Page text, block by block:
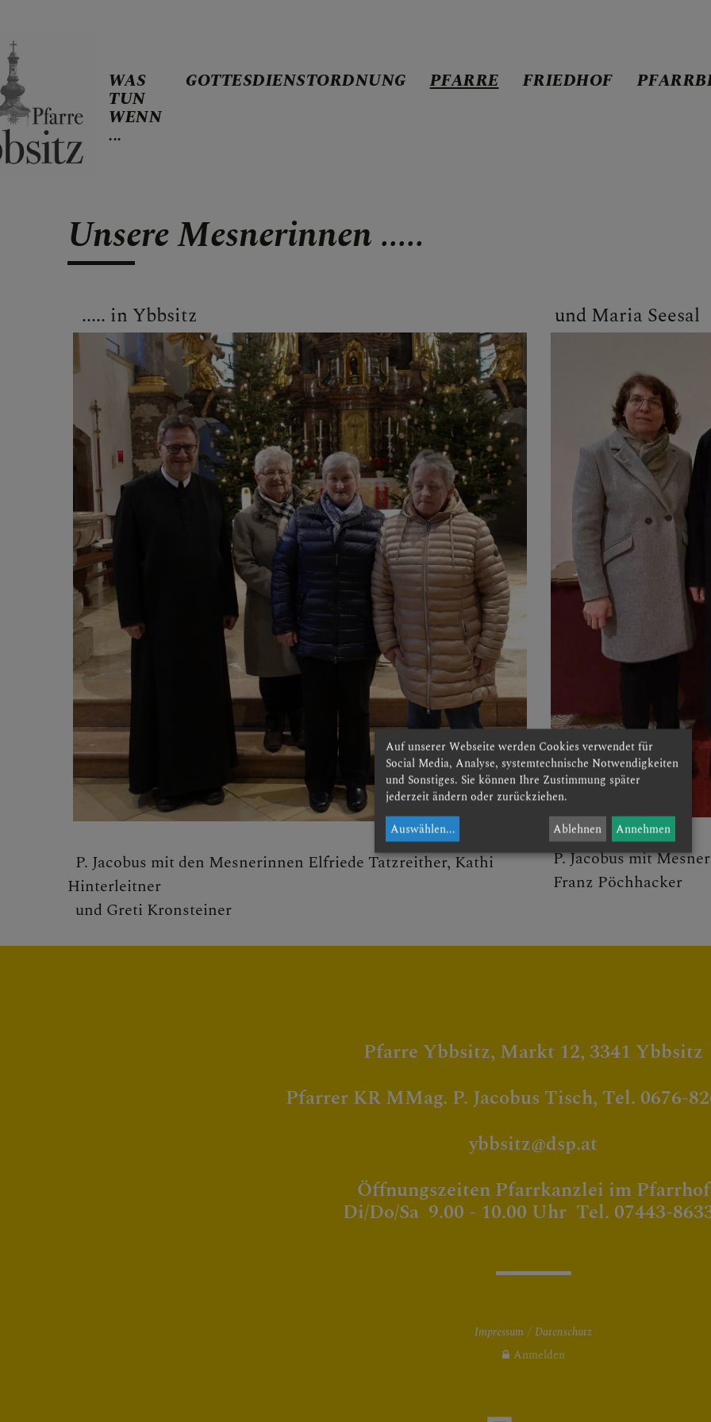
GOTTESDIENSTORDNUNG
PFARRE
Personen
Pfarrer
Diakon
Mesnerinnen
Ministranten
Organisten
Pfarrgemeinderat u.
Reinigung
Blumenschmuckteam
Totengräber u.
WAS
TUN
WENN
...
GOTTESDIENSTORDNUNG PFARRE FRIEDHOF
Unsere Mesnerinnen .....
..... in Ybbsitz
P. Jacobus mit den Mesnerinnen Elfriede Tatzreither, Kathi
Hinterleitner
und Greti Kronsteiner
und Maria Seesal
P. Jacobus mit
Franz Pöchhacker
Pfarre Ybbsitz, Markt 12, 3341 Ybbsitz
Pfarrer KR MMag. P. Jacobus Tisch, Tel. 0676-
ybbsitz@dsp.at
Öffnungszeiten Pfarrkanzlei im Pfarrhof
Di/Do/Sa 9.00 - 10.00 Uhr Tel. 07443-
Impressum
Datenschutz
Anmelden
Auf unserer Webseite werden Cookies verwendet für
Social Media, Analyse, systemtechnische Notwendigkeiten
und Sonstiges. Sie können Ihre Zustimmung später
jederzeit ändern oder zurückziehen.
Auswählen... Ablehnen Annehmen